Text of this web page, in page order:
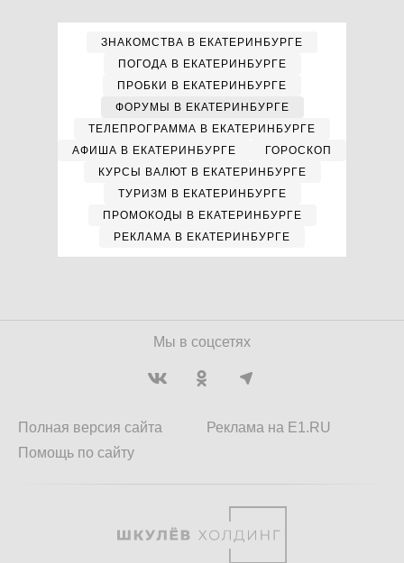
ЗНАКОМСТВА В ЕКАТЕРИНБУРГЕ
ПОГОДА В ЕКАТЕРИНБУРГЕ
ПРОБКИ В ЕКАТЕРИНБУРГЕ
ФОРУМЫ В ЕКАТЕРИНБУРГЕ
ТЕЛЕПРОГРАММА В ЕКАТЕРИНБУРГЕ
АФИША В ЕКАТЕРИНБУРГЕ
ГОРОСКОП
КУРСЫ ВАЛЮТ В ЕКАТЕРИНБУРГЕ
ТУРИЗМ В ЕКАТЕРИНБУРГЕ
ПРОМОКОДЫ В ЕКАТЕРИНБУРГЕ
РЕКЛАМА В ЕКАТЕРИНБУРГЕ
Мы в соцсетях
Полная версия сайта
Помощь по сайту
Реклама на E1.RU